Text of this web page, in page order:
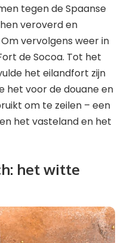
tegen de Spaanse
veroverd en
vervolgens weer in
de Socoa. Tot het
het eilandfort zijn
het voor de douane en
om te zeilen – een
het vasteland en het
het witte